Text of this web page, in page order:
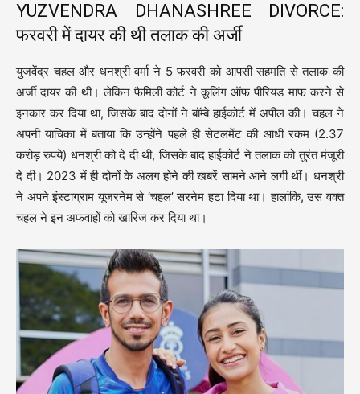
YUZVENDRA DHANASHREE DIVORCE:
फरवरी में दायर की थी तलाक की अर्जी
युजवेंद्र चहल और धनश्री वर्मा ने 5 फरवरी को आपसी सहमति से तलाक की
अर्जी दायर की थी। लेकिन फैमिली कोर्ट ने कूलिंग ऑफ पीरियड माफ करने से
इनकार कर दिया था, जिसके बाद दोनों ने बॉम्बे हाईकोर्ट में अपील की। चहल ने
अपनी याचिका में बताया कि उन्होंने पहले ही सेटलमेंट की आधी रकम (2.37
करोड़ रुपये) धनश्री को दे दी थी, जिसके बाद हाईकोर्ट ने तलाक को तुरंत मंजूरी
दे दी। 2023 में ही दोनों के अलग होने की खबरें सामने आने लगी थीं। धनश्री
ने अपने इंस्टाग्राम यूजरनेम से ‘चहल’ सरनेम हटा दिया था। हालांकि, उस वक्त
चहल ने इन अफवाहों को खारिज कर दिया था।